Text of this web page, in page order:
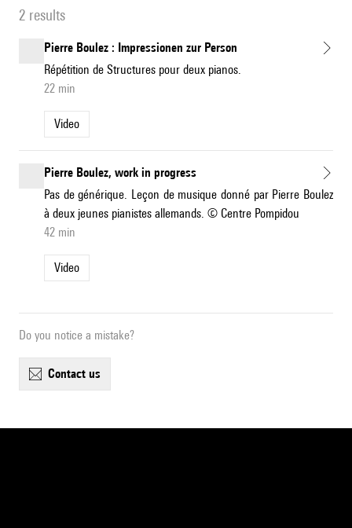
2 results
Pierre Boulez : Impressionen zur Person
Répétition de Structures pour deux pianos.
22 min
Video
Pierre Boulez, work in progress
Pas de générique. Leçon de musique donné par Pierre Boulez
à deux jeunes pianistes allemands. © Centre Pompidou
42 min
Video
Do you notice a mistake?
contact us